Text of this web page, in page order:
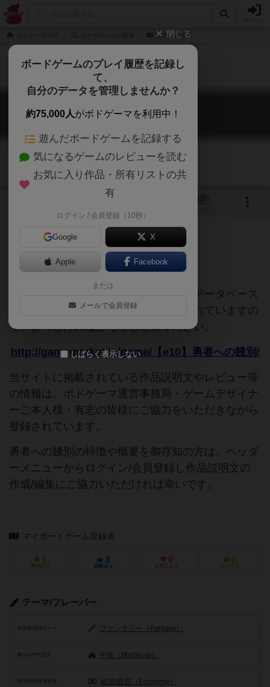
勇者への餞別
勇者への餞別
Yusha heno Senbetsu
ゲームマーケット2017秋（東京）
ご協力ください
このページは情報が不足しています。データベース
追加申請時に以下の参考URLが入力されていますの
で、よろしければこちらもご覧ください。
http://gamemarket.jp/game/【e10】勇者への餞別/
当サイトに掲載されている作品説明文やレビュー等
の情報は、ボドゲーマ運営事務局・ゲームデザイナ
ーご本人様・有志の皆様にご協力をいただきながら
登録されています。
勇者への餞別の特徴や概要を御存知の方は、ヘッダ
ーメニューからログイン/会員登録し作品説明文の
作成/編集にご協力いただければ幸いです。
マイボードゲーム登録者
1
興味あり
3
経験あり
0
お気に入り
2
持ってる
テーマ/フレーバー
世界観/基本テーマ ファンタジー（Fantasy）
舞台の時代背景 中世（Medieval）
政治経済/各種産業 経済/経営（Economy）
閉じる
ボードゲームのプレイ履歴を記録し
て、
自分のデータを管理しませんか？
約75,000人がボドゲーマを利用中！
遊んだボードゲームを記録する
気になるゲームのレビューを読む
お気に入り作品・所有リストの共
有
ログイン / 会員登録（10秒）
Google X
Apple Facebook
または
メールで会員登録
しばらく表示しない